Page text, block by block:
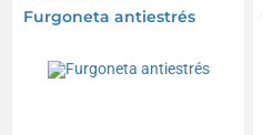
Furgoneta antiestrés